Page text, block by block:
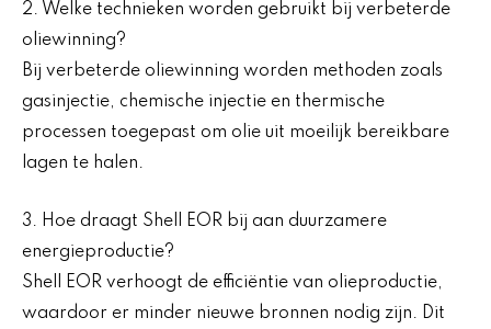
2. Welke technieken worden gebruikt bij verbeterde
oliewinning?
Bij verbeterde oliewinning worden methoden zoals
gasinjectie, chemische injectie en thermische
processen toegepast om olie uit moeilijk bereikbare
lagen te halen.
3. Hoe draagt Shell EOR bij aan duurzamere
energieproductie?
Shell EOR verhoogt de efficiëntie van olieproductie,
waardoor er minder nieuwe bronnen nodig zijn. Dit